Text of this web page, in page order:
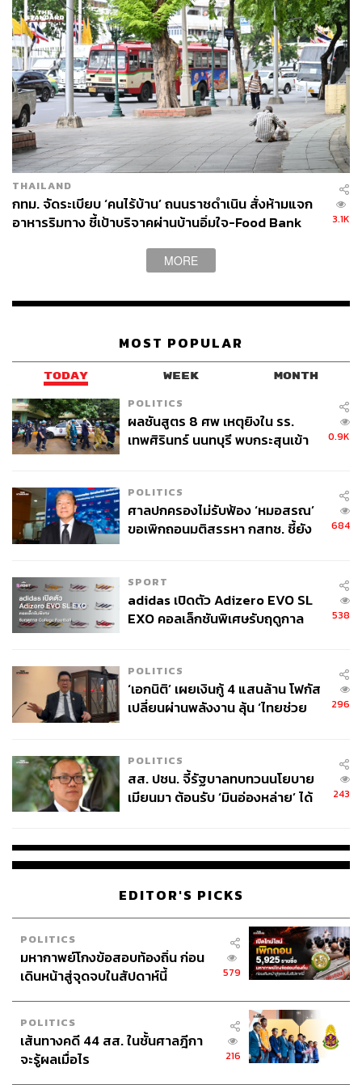
เย็นตรงจากโรงงาน [ADVERTORIAL]
THAILAND
กทม. จัดระเบียบ ‘คนไร้บ้าน’ ถนนราชดำเนิน สั่งห้ามแจก
อาหารริมทาง ชี้เป้าบริจาคผ่านบ้านอิ่มใจ-Food Bank
3.1K
MORE
MOST POPULAR
TODAY WEEK MONTH
POLITICS
ผลชันสูตร 8 ศพ เหตุยิงใน รร.
เทพศิรินทร์ นนทบุรี พบกระสุนเข้า
0.9K
POLITICS
ศาลปกครองไม่รับฟ้อง ‘หมอสรณ’
ขอเพิกถอนมติสรรหา กสทช. ชี้ยัง
684
SPORT
adidas เปิดตัว Adizero EVO SL
EXO คอลเล็กชันพิเศษรับฤดูกาล
538
POLITICS
‘เอกนิติ’ เผยเงินกู้ 4 แสนล้าน โฟกัส
เปลี่ยนผ่านพลังงาน ลุ้น ‘ไทยช่วย
296
POLITICS
สส. ปชน. จี้รัฐบาลทบทวนนโยบาย
เมียนมา ต้อนรับ ‘มินอ่องหล่าย’ ได้
243
EDITOR'S PICKS
POLITICS
มหากาพย์โกงข้อสอบท้องถิ่น ก่อน
เดินหน้าสู่จุดจบในสัปดาห์นี้
579
POLITICS
เส้นทางคดี 44 สส. ในชั้นศาลฎีกา
จะรู้ผลเมื่อไร
216